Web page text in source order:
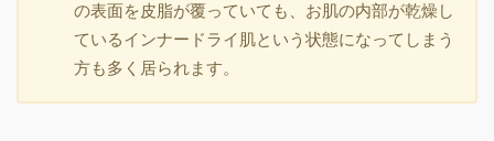
の表面を皮脂が覆っていても、お肌の内部が乾燥し
ているインナードライ肌という状態になってしまう
方も多く居られます。